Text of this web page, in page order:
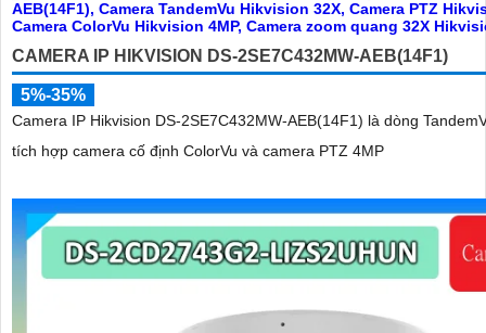
CAMERA IP HIKVISION DS-2SE7C432MW-AEB(14F1)
5%-35%
Camera IP Hikvision DS-2SE7C432MW-AEB(14F1) là dòng
tích hợp camera cố định ColorVu và camera PTZ 4MP